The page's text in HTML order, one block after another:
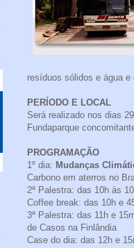
resíduos sólidos e água
PERÍODO E LOCAL
Será realizado nos dias
Fundaparque
PROGRAMAÇÃO
1º dia: Mudanças
Carbono em aterros no
2ª Palestra: das 10h às
Coffee break: das 10h e
3ª Palestra: das 11h e
de Casos na Finlândia
Case do dia: das 12h e